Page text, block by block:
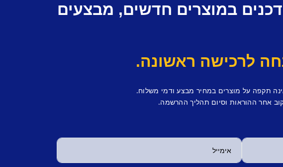
במוצרים חדשים, מבצעים
תקפה על מוצרים במחיר מבצע ודמי משלוח.
אחר ההוראות וסיום תהליך ההרשמה.